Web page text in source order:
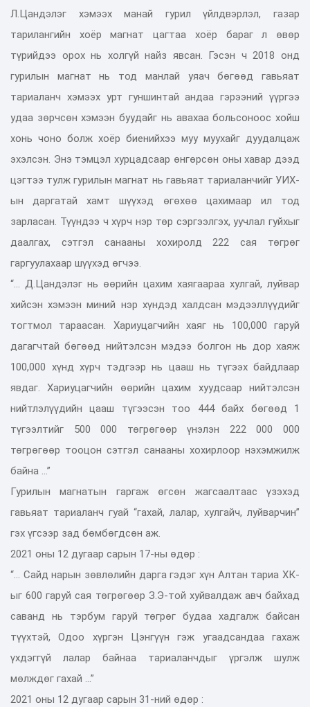
Л.Цандэлэг хэмээх манай гурил үйлдвэрлэл, газар
тарилангийн хоёр магнат цагтаа хоёр бараг л өвөр
түрийдээ орох нь холгүй найз явсан. Гэсэн ч 2018 онд
гурилын магнат нь тод манлай уяач бөгөөд гавьяат
тариаланч хэмээх урт гуншинтай андаа гэрээний үүргээ
удаа зөрчсөн хэмээн буудайг нь авахаа больсоноос хойш
хонь чоно болж хоёр биенийхээ муу муухайг дуудалцаж
эхэлсэн. Энэ тэмцэл хурцадсаар өнгөрсөн оны хавар дээд
цэгтээ тулж гурилын магнат нь гавьяат тариаланчийг УИХ-
ын даргатай хамт шүүхэд өгөхөө цахимаар ил тод
зарласан. Түүндээ ч хүрч нэр төр сэргээлгэх, уучлал гуйхыг
даалгах, сэтгэл санааны хохиролд 222 сая төгрөг
гаргуулахаар шүүхэд өгчээ.
“... Д.Цандэлэг нь өөрийн цахим хаягаараа хулгай, луйвар
хийсэн хэмээн миний нэр хүндэд халдсан мэдээллүүдийг
тогтмол тараасан. Хариуцагчийн хаяг нь 100,000 гаруй
дагагчтай бөгөөд нийтэлсэн мэдээ болгон нь дор хаяж
100,000 хүнд хүрч тэдгээр нь цааш нь түгээх байдлаар
явдаг. Хариуцагчийн өөрийн цахим хуудсаар нийтэлсэн
нийтлэлүүдийн цааш түгээсэн тоо 444 байх бөгөөд 1
түгээлтийг 500 000 төгрөгөөр үнэлэн 222 000 000
төгрөгөөр тооцон сэтгэл санааны хохирлоор нэхэмжилж
байна ...”
Гурилын магнатын гаргаж өгсөн жагсаалтаас үзэхэд
гавьяат тариаланч гуай “гахай, лалар, хулгайч, луйварчин”
гэх үгсээр зад бөмбөгдсөн аж.
2021 оны 12 дугаар сарын 17-ны өдөр :
“... Сайд нарын зөвлөлийн дарга гэдэг хүн Алтан тариа ХК-
ыг 600 гаруй сая төгрөгөөр З.Э-той хуйвалдаж авч байхад
саванд нь тэрбум гаруй төгрөг будаа хадгалж байсан
түүхтэй, Одоо хүргэн Цэнгүүн гэж угаадсандаа гахаж
үхдэггүй лалар байнаа тариаланчдыг үргэлж шулж
мөлждөг гахай ...”
2021 оны 12 дугаар сарын 31-ний өдөр :